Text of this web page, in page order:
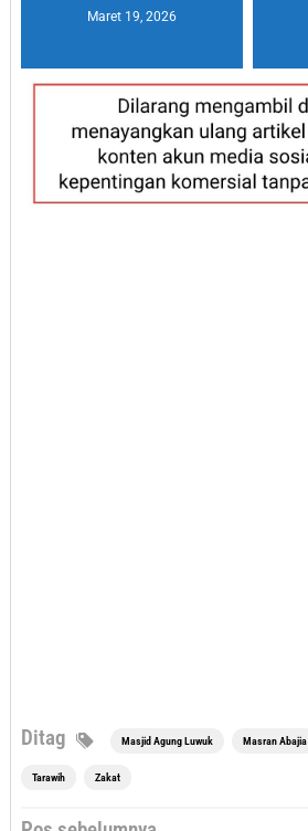
Maret 19, 2026
Ditag Masjid Agung Luwuk Masran Abajia
Tarawih Zakat
Navigasi